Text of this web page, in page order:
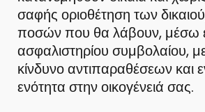
σαφής οριοθέτηση των
ποσών που θα λάβουν, μέσω
ασφαλιστηρίου συμβολαίου,
κίνδυνο αντιπαραθέσεων και
ενότητα στην οικογένειά σας.